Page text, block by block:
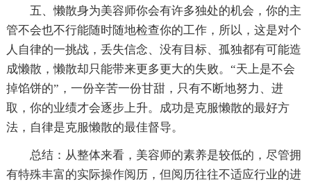
五、懒散身为美容师你会有许多独处的机会，你的主
管不会也不行能随时随地检查你的工作，所以，这是对个
人自律的一挑战，丢失信念、没有目标、孤独都有可能造
成懒散，懒散却只能带来更多更大的失败。“天上是不会
掉馅饼的”，一份辛苦一份甘甜，只有不断地努力、进
取，你的业绩才会逐步上升。成功是克服懒散的最好方
法，自律是克服懒散的最佳督导。
总结：从整体来看，美容师的素养是较低的，尽管拥
有特殊丰富的实际操作阅历，但阅历往往不适应行业的进